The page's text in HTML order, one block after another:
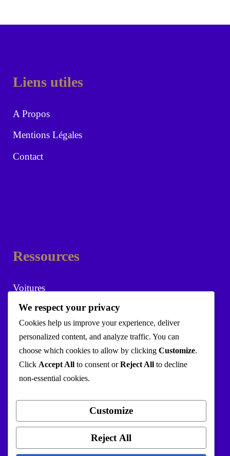
Liens utiles
A Propos
Mentions Légales
Contact
Ressources
Voitures
Marques
Outils
Simulateur TVS
Simulateur crédit auto
We respect your privacy
Cookies help us improve your experience, deliver
personalized content, and analyze traffic. You can
choose which cookies to allow by clicking Customize.
Click Accept All to consent orReject All to decline
non-essential cookies.
Customize
Reject All